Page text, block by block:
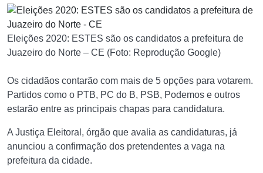
Eleições 2020: ESTES são os candidatos a prefeitura de
Juazeiro do Norte – CE (Foto: Reprodução Google)
Os cidadãos contarão com mais de 5 opções para votarem.
Partidos como o PTB, PC do B, PSB, Podemos e outros
estarão entre as principais chapas para candidatura.
A Justiça Eleitoral, órgão que avalia as candidaturas, já
anunciou a confirmação dos pretendentes a vaga na
prefeitura da cidade.